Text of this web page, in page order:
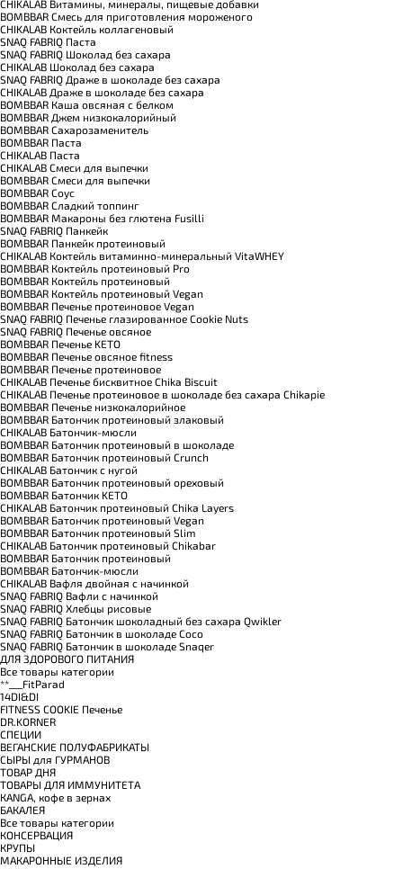
CHIKALAB Витамины, минералы, пищевые добавки
BOMBBAR Смесь для приготовления мороженого
CHIKALAB Коктейль коллагеновый
SNAQ FABRIQ Паста
SNAQ FABRIQ Шоколад без сахара
CHIKALAB Шоколад без сахара
SNAQ FABRIQ Драже в шоколаде без сахара
CHIKALAB Драже в шоколаде без сахара
BOMBBAR Каша овсяная с белком
BOMBBAR Джем низкокалорийный
BOMBBAR Сахарозаменитель
BOMBBAR Паста
CHIKALAB Паста
CHIKALAB Смеси для выпечки
BOMBBAR Смеси для выпечки
BOMBBAR Соус
BOMBBAR Сладкий топпинг
BOMBBAR Макароны без глютена Fusilli
SNAQ FABRIQ Панкейк
BOMBBAR Панкейк протеиновый
CHIKALAB Коктейль витаминно-минеральный VitaWHEY
BOMBBAR Коктейль протеиновый Pro
BOMBBAR Коктейль протеиновый
BOMBBAR Коктейль протеиновый Vegan
BOMBBAR Печенье протеиновое Vegan
SNAQ FABRIQ Печенье глазированное Cookie Nuts
SNAQ FABRIQ Печенье овсяное
BOMBBAR Печенье KETO
BOMBBAR Печенье овсяное fitness
BOMBBAR Печенье протеиновое
CHIKALAB Печенье бисквитное Chika Biscuit
CHIKALAB Печенье протеиновое в шоколаде без сахара Chikapie
BOMBBAR Печенье низкокалорийное
BOMBBAR Батончик протеиновый злаковый
CHIKALAB Батончик-мюсли
BOMBBAR Батончик протеиновый в шоколаде
BOMBBAR Батончик протеиновый Crunch
CHIKALAB Батончик с нугой
BOMBBAR Батончик протеиновый ореховый
BOMBBAR Батончик KETO
CHIKALAB Батончик протеиновый Chika Layers
BOMBBAR Батончик протеиновый Vegan
BOMBBAR Батончик протеиновый Slim
CHIKALAB Батончик протеиновый Chikabar
BOMBBAR Батончик протеиновый
BOMBBAR Батончик-мюсли
CHIKALAB Вафля двойная с начинкой
SNAQ FABRIQ Вафли с начинкой
SNAQ FABRIQ Хлебцы рисовые
SNAQ FABRIQ Батончик шоколадный без сахара Qwikler
SNAQ FABRIQ Батончик в шоколаде Coco
SNAQ FABRIQ Батончик в шоколаде Snaqer
ДЛЯ ЗДОРОВОГО ПИТАНИЯ
Все товары категории
**___FitParad
14DI&DI
FITNESS COOKIE Печенье
DR.KORNER
СПЕЦИИ
ВЕГАНСКИЕ ПОЛУФАБРИКАТЫ
СЫРЫ для ГУРМАНОВ
TОВАР ДНЯ
TОВАРЫ ДЛЯ ИММУНИТЕТА
КANGA, кофе в зернах
БАКАЛЕЯ
Все товары категории
КОНСЕРВАЦИЯ
КРУПЫ
МАКАРОННЫЕ ИЗДЕЛИЯ